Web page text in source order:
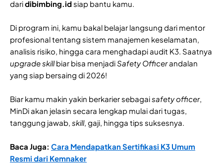
daridibimbing.idsiap bantu kamu.
Di program ini, kamu bakal belajar langsung dari mentor
profesional tentang sistem manajemen keselamatan,
analisis risiko, hingga cara menghadapi audit K3. Saatnya
upgrade skillbiar bisa menjadiSafety Officerandalan
yang siap bersaing di 2026!
Biar kamu makin yakin berkarier sebagaisafety officer,
MinDi akan jelasin secara lengkap mulai dari tugas,
tanggung jawab, skill, gaji, hingga tips suksesnya.
Baca Juga: Cara Mendapatkan Sertifikasi K3 Umum
Resmi dari Kemnaker